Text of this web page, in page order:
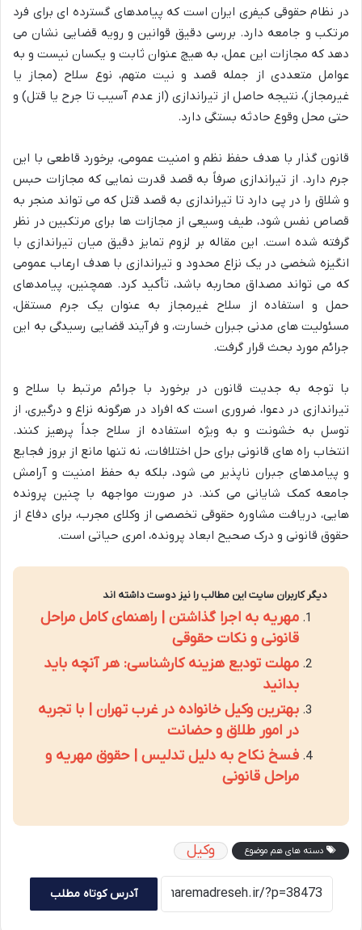
در نظام حقوقی کیفری ایران است که پیامدهای گسترده ای برای فرد
مرتکب و جامعه دارد. بررسی دقیق قوانین و رویه قضایی نشان می
دهد که مجازات این عمل، به هیچ عنوان ثابت و یکسان نیست و به
عوامل متعددی از جمله قصد و نیت متهم، نوع سلاح (مجاز یا
غیرمجاز)، نتیجه حاصل از تیراندازی (از عدم آسیب تا جرح یا قتل) و
حتی محل وقوع حادثه بستگی دارد.
قانون گذار با هدف حفظ نظم و امنیت عمومی، برخورد قاطعی با این
جرم دارد. از تیراندازی صرفاً به قصد قدرت نمایی که مجازات حبس
و شلاق را در پی دارد تا تیراندازی به قصد قتل که می تواند منجر به
قصاص نفس شود، طیف وسیعی از مجازات ها برای مرتکبین در نظر
گرفته شده است. این مقاله بر لزوم تمایز دقیق میان تیراندازی با
انگیزه شخصی در یک نزاع محدود و تیراندازی با هدف ارعاب عمومی
که می تواند مصداق محاربه باشد، تأکید کرد. همچنین، پیامدهای
حمل و استفاده از سلاح غیرمجاز به عنوان یک جرم مستقل،
مسئولیت های مدنی جبران خسارت، و فرآیند قضایی رسیدگی به این
جرائم مورد بحث قرار گرفت.
با توجه به جدیت قانون در برخورد با جرائم مرتبط با سلاح و
تیراندازی در دعوا، ضروری است که افراد در هرگونه نزاع و درگیری، از
توسل به خشونت و به ویژه استفاده از سلاح جداً پرهیز کنند.
انتخاب راه های قانونی برای حل اختلافات، نه تنها مانع از بروز فجایع
و پیامدهای جبران ناپذیر می شود، بلکه به حفظ امنیت و آرامش
جامعه کمک شایانی می کند. در صورت مواجهه با چنین پرونده
هایی، دریافت مشاوره حقوقی تخصصی از وکلای مجرب، برای دفاع از
حقوق قانونی و درک صحیح ابعاد پرونده، امری حیاتی است.
دیگر کاربران سایت این مطالب را نیز دوست داشته اند
مهریه به اجرا گذاشتن | راهنمای کامل مراحل
قانونی و نکات حقوقی
مهلت تودیع هزینه کارشناسی: هر آنچه باید
بدانید
بهترین وکیل خانواده در غرب تهران | با تجربه
در امور طلاق و حضانت
فسخ نکاح به دلیل تدلیس | حقوق مهریه و
مراحل قانونی
دسته های هم موضوع وکیل
آدرس کوتاه مطلب